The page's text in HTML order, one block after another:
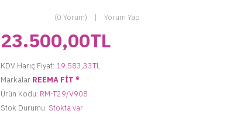
(0 Yorum) Yorum Yap
23.500,00TL
KDV Hariç Fiyat: 19.583,33TL
Markalar REEMA FİT ®️
Ürün Kodu: RM-T29/V908
Stok Durumu: Stokta var